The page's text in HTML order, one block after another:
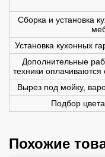
Сборка и установка
Установка кухонных
Дополнительные
техники
Вырез под мойку,
Подбор
Похожие